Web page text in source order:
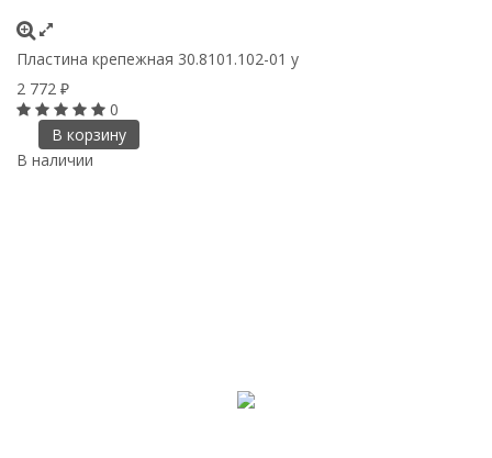
Пластина крепежная 30.8101.102-01 у
2 772 ₽
0
В корзину
В наличии